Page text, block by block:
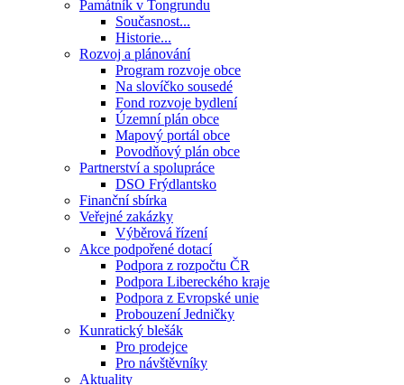
Památník v Tongrundu
Současnost...
Historie...
Rozvoj a plánování
Program rozvoje obce
Na slovíčko sousedé
Fond rozvoje bydlení
Územní plán obce
Mapový portál obce
Povodňový plán obce
Partnerství a spolupráce
DSO Frýdlantsko
Finanční sbírka
Veřejné zakázky
Výběrová řízení
Akce podpořené dotací
Podpora z rozpočtu ČR
Podpora Libereckého kraje
Podpora z Evropské unie
Probouzení Jedničky
Kunratický blešák
Pro prodejce
Pro návštěvníky
Aktuality